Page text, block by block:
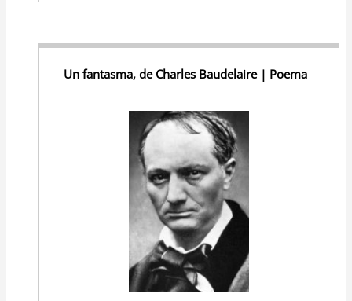
Un fantasma, de Charles Baudelaire | Poema